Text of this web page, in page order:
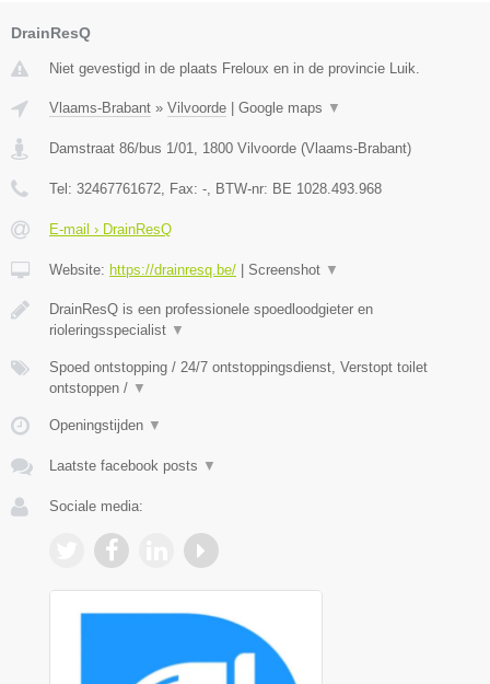
DrainResQ
Niet gevestigd in de plaats Freloux en in de provincie Luik.
Vlaams-Brabant » Vilvoorde | Google maps ▼
Damstraat 86/bus 1/01 1800 Vilvoorde (Vlaams-Brabant)
Tel: 32467761672 , Fax: - , BTW-nr: BE 1028.493.968
E-mail › DrainResQ
Website: https://drainresq.be/ | Screenshot ▼
DrainResQ is een professionele spoedloodgieter en
rioleringsspecialist ▼
Spoed ontstopping / 24/7 ontstoppingsdienst, Verstopt toilet
ontstoppen / ▼
Openingstijden ▼
Laatste facebook posts ▼
Sociale media: